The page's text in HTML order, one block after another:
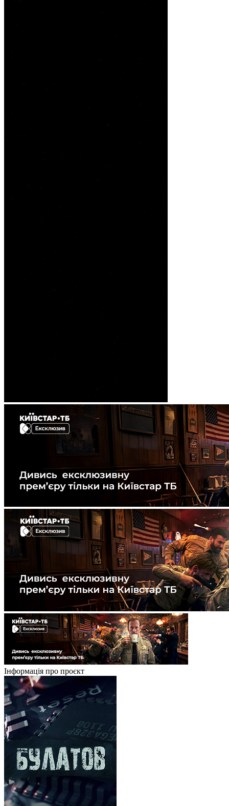
Інформація про проєкт